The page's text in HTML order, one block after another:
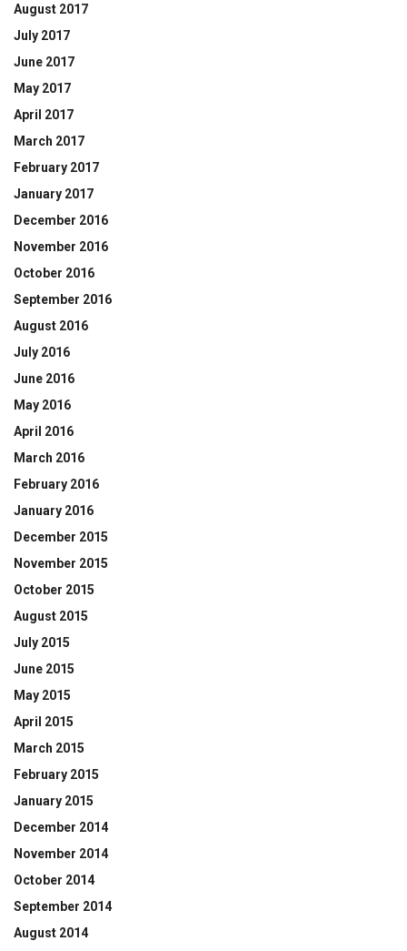
August 2017
July 2017
June 2017
May 2017
April 2017
March 2017
February 2017
January 2017
December 2016
November 2016
October 2016
September 2016
August 2016
July 2016
June 2016
May 2016
April 2016
March 2016
February 2016
January 2016
December 2015
November 2015
October 2015
August 2015
July 2015
June 2015
May 2015
April 2015
March 2015
February 2015
January 2015
December 2014
November 2014
October 2014
September 2014
August 2014